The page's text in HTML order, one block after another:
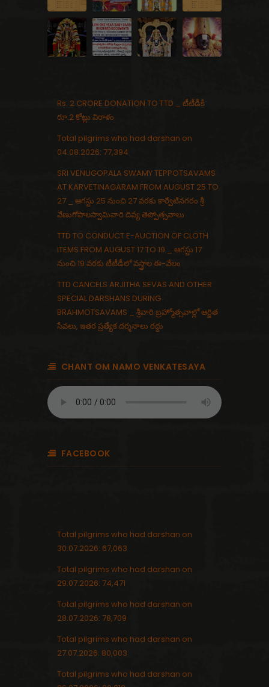
Rs. 2 CRORE DONATION TO TTD _ టీటీడీకి
రూ.2 కోట్లు విరాళం
Total pilgrims who had darshan on
04.08.2026: 77,394
SRI VENUGOPALA SWAMY TEPPOTSAVAMS
AT KARVETINAGARAM FROM AUGUST 25 TO
27 _ ఆగస్టు 25 నుంచి 27 వరకు కార్వేటినగరం శ్రీ
వేణుగోపాలస్వామివారి దివ్య తెప్పోత్సవాలు
TTD TO CONDUCT E-AUCTION OF CLOTH
ITEMS FROM AUGUST 17 TO 19 _ ఆగస్టు 17
నుంచి 19 వరకు టీటీడీలో వస్త్రాల ఈ-వేలం
TTD CANCELS ARJITHA SEVAS AND OTHER
SPECIAL DARSHANS DURING
BRAHMOTSAVAMS _ శ్రీవారి బ్రహ్మోత్సవాల్లో ఆర్జిత
సేవలు, ఇతర ప్రత్యేక దర్శనాలు రద్దు
CHANT OM NAMO VENKATESAYA
FACEBOOK
Total pilgrims who had darshan on
30.07.2026: 67,063
Total pilgrims who had darshan on
29.07.2026: 74,471
Total pilgrims who had darshan on
28.07.2026: 78,709
Total pilgrims who had darshan on
27.07.2026: 80,003
Total pilgrims who had darshan on